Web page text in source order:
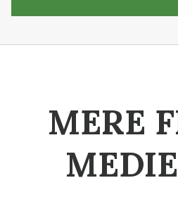
MERE